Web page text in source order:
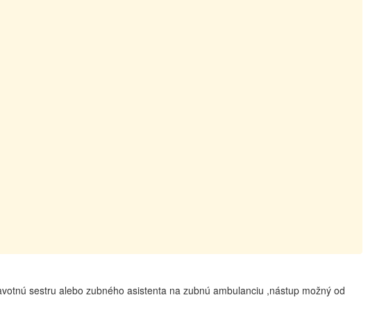
sestru alebo zubného asistenta na zubnú ambulanciu ,nástup možný od